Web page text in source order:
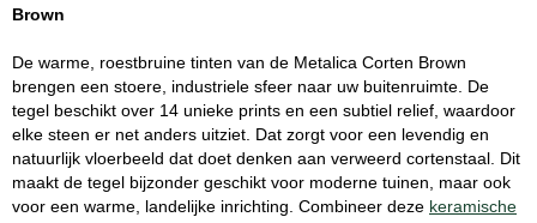
Brown
De warme, roestbruine tinten van de Metalica Corten Brown
brengen een stoere, industriele sfeer naar uw buitenruimte. De
tegel beschikt over 14 unieke prints en een subtiel relief, waardoor
elke steen er net anders uitziet. Dat zorgt voor een levendig en
natuurlijk vloerbeeld dat doet denken aan verweerd cortenstaal. Dit
maakt de tegel bijzonder geschikt voor moderne tuinen, maar ook
voor een warme, landelijke inrichting. Combineer deze keramische